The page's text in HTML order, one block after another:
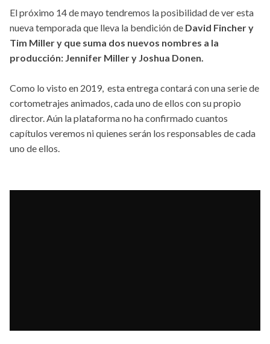
El próximo 14 de mayo tendremos la posibilidad de ver esta
nueva temporada que lleva la bendición de David Fincher y
Tim Miller y que suma dos nuevos nombres a la
producción: Jennifer Miller y Joshua Donen.
Como lo visto en 2019, esta entrega contará con una serie de
cortometrajes animados, cada uno de ellos con su propio
director. Aún la plataforma no ha confirmado cuantos
capítulos veremos ni quienes serán los responsables de cada
uno de ellos.